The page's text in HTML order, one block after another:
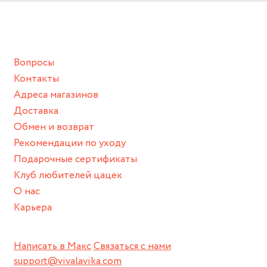
Написать в МаксСвязаться с нами
support@vivalavika.com
Вопросы
Контакты
Адреса магазинов
Доставка
Обмен и возврат
Рекомендации по уходу
Подарочные сертификаты
Клуб любителей цацек
О нас
Карьера